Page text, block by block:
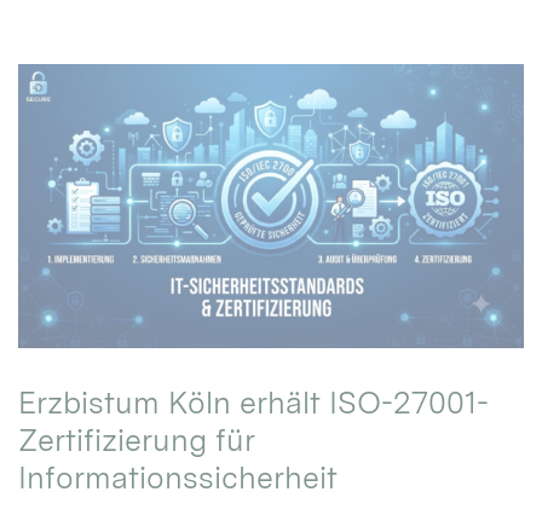
Erzbistum Köln erhält ISO-27001-
Zertifizierung für
Informationssicherheit